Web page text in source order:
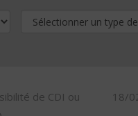
de CDI ou
18/